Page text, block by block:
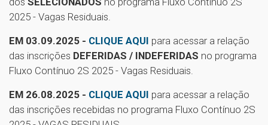
2025 - Vagas Residuais.
EM 03.09.2025 - CLIQUE AQUI para acessar a relação
das inscrições DEFERIDAS / INDEFERIDAS no programa
Fluxo Contínuo 2S 2025 - Vagas Residuais.
EM 26.08.2025 - CLIQUE AQUI para acessar a relação
das inscrições recebidas no programa Fluxo Contínuo 2S